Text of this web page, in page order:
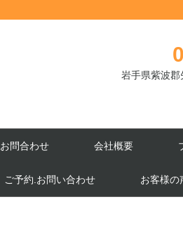
岩手県紫波
お問合わせ 会社概要
ご予約.お問い合わせ お客様の